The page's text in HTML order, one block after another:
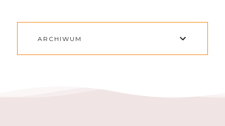
ARCHIWUM